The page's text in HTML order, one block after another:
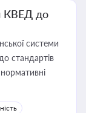
КВЕД до
системи
стандартів